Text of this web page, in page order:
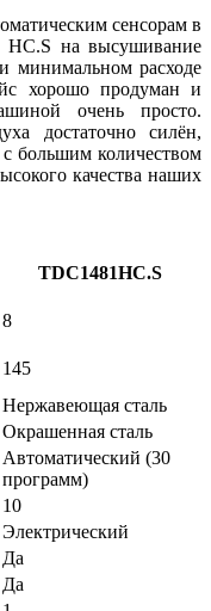
сенсорам в
на высушивание
минимальном расходе
хорошо продуман и
очень просто.
достаточно силён,
большим количеством
качества наших
TDC1481HC.S
8
145
Нержавеющая сталь
Окрашенная сталь
Автоматический (30
программ)
10
Электрический
Да
Да